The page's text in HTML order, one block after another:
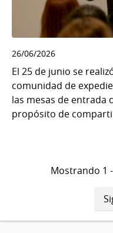
26/06/2026
El 25 de junio se
comunidad de
las mesas de entrada
propósito de
Mostrando 1